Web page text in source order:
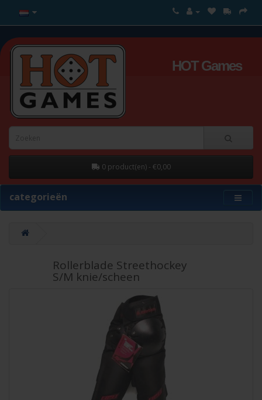
HOT Games
0 product(en) - €0,00
categorieën
Rollerblade Streethockey
S/M knie/scheen